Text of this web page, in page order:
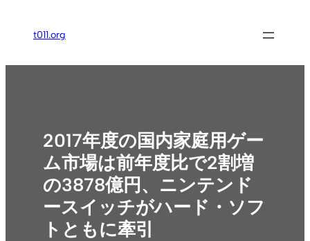
ス
t011.org
2017年度の国内家庭用ゲー
ム市場は前年度比で2割増
の3878億円、ニンテンド
ースイッチがハード・ソフ
トともに牽引